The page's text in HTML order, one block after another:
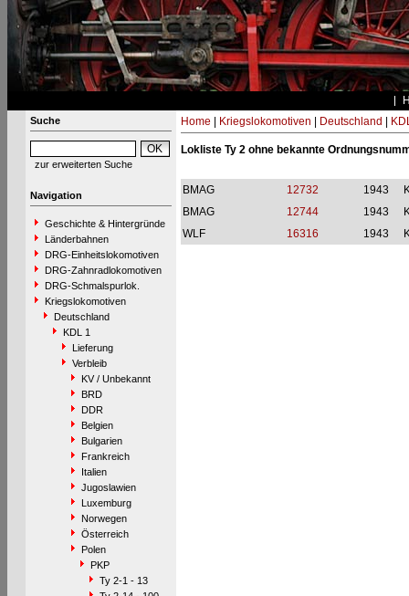
Suche
zur erweiterten Suche
Navigation
Geschichte & Hintergründe
Länderbahnen
DRG-Einheitslokomotiven
DRG-Zahnradlokomotiven
DRG-Schmalspurlok.
Kriegslokomotiven
Deutschland
KDL 1
Lieferung
Verbleib
KV / Unbekannt
BRD
DDR
Belgien
Bulgarien
Frankreich
Italien
Jugoslawien
Luxemburg
Norwegen
Österreich
Polen
PKP
Ty 2-1 - 13
Home Kriegslokomotiven Deutschland
Lokliste Ty 2 ohne bekannte
BMAG 12732 1943
BMAG
12744 1943
WLF
16316 1943